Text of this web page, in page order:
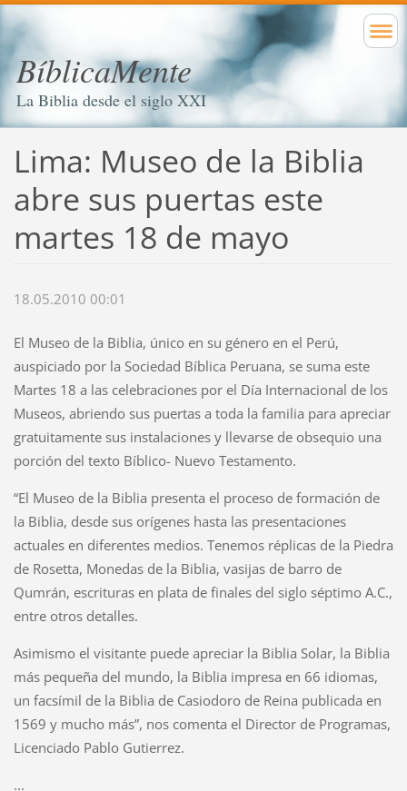
BíblicaMente
La Biblia desde el siglo XXI
Lima: Museo de la Biblia
abre sus puertas este
martes 18 de mayo
18.05.2010 00:01
El Museo de la Biblia, único en su género en el Perú,
auspiciado por la Sociedad Bíblica Peruana, se suma este
Martes 18 a las celebraciones por el Día Internacional de los
Museos, abriendo sus puertas a toda la familia para apreciar
gratuitamente sus instalaciones y llevarse de obsequio una
porción del texto Bíblico- Nuevo Testamento.
“El Museo de la Biblia presenta el proceso de formación de
la Biblia, desde sus orígenes hasta las presentaciones
actuales en diferentes medios. Tenemos réplicas de la Piedra
de Rosetta, Monedas de la Biblia, vasijas de barro de
Qumrán, escrituras en plata de finales del siglo séptimo A.C.,
entre otros detalles.
Asimismo el visitante puede apreciar la Biblia Solar, la Biblia
más pequeña del mundo, la Biblia impresa en 66 idiomas,
un facsímil de la Biblia de Casiodoro de Reina publicada en
1569 y mucho más”, nos comenta el Director de Programas,
Licenciado Pablo Gutierrez.
...